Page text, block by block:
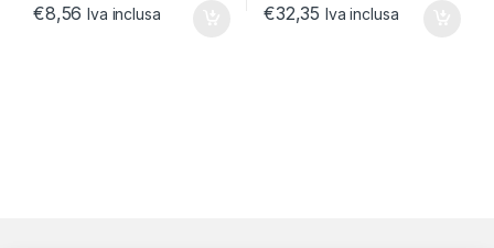
€8,56 Iva inclusa €32,35 Iva inclusa